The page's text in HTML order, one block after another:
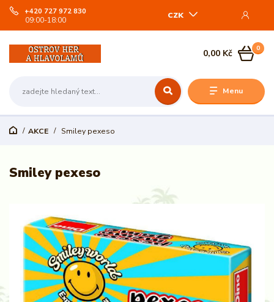
Menu
CZK
+420 727 972 830
09:00-18:00
0
0,00 Kč
AKCE Smiley pexeso
Smiley pexeso